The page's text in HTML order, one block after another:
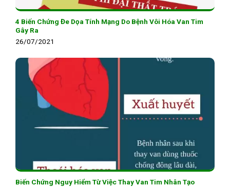
4 Biến Chứng Đe Dọa Tính Mạng Do Bệnh Vôi Hóa Van Tim
Gây Ra
26/07/2021
Biến Chứng Nguy Hiểm Từ Việc Thay Van Tim Nhân Tạo